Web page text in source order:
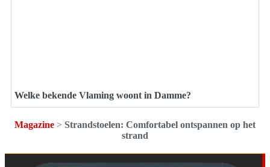
Welke bekende Vlaming woont in Damme?
Magazine > Strandstoelen: Comfortabel ontspannen op het
strand